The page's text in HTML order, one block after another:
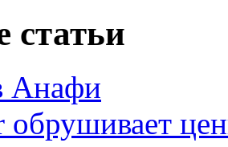
статьи
Анафи
обрушивает